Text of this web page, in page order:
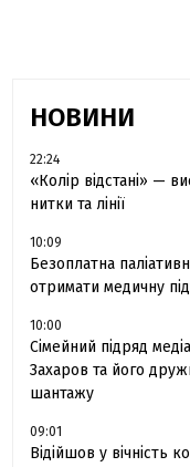
НОВИНИ
22:24
«Колір відстані» —
нитки та лінії
10:09
Безоплатна
отримати медичну
10:00
Сімейний підряд
Захаров та його
шантажу
09:01
Відійшов у вічність